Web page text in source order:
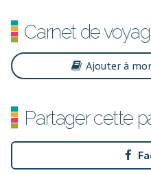
Carnet de
Ajouter à
Partager cette